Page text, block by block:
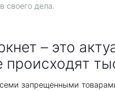
своего дела.
– это
происходят
запрещенными